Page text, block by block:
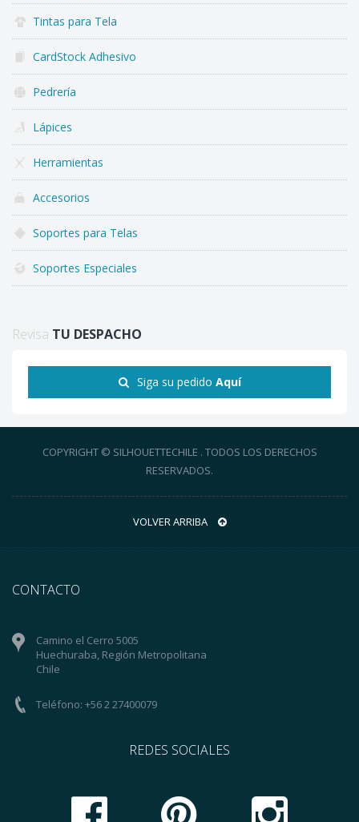
Tintas para Tela
CardStock Adhesivo
Pedrería
Lápices
Herramientas
Accesorios
Soportes para Telas
Soportes Especiales
Revisa TU DESPACHO
Siga su pedido Aquí
COPYRIGHT © SILHOUETTECHILE . TODOS LOS DERECHOS
RESERVADOS.
VOLVER ARRIBA
CONTACTO
Camino el Cerro 5005
Huechuraba, Región Metropolitana
Chile
Teléfono: +56 2 27400079
REDES SOCIALES